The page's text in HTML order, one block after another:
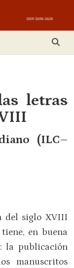
letras
(ILC–
del siglo XVIII
en buena
la publicación
manuscritos